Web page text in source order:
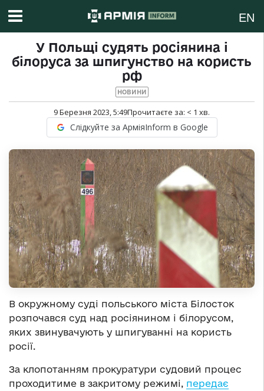
EN
У Польщі судять росіянина і
білоруса за шпигунство на користь
рф
НОВИНИ
9 Березня 2023, 5:49Прочитаєте за: < 1 хв.
Слідкуйте за АрміяInform в Google
В окружному суді польського міста Білосток
розпочався суд над росіянином і білорусом,
яких звинувачують у шпигуванні на користь
росії.
За клопотанням прокуратури судовий процес
проходитиме в закритому режимі, передає